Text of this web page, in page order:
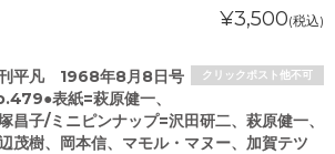
¥3,500(税込)
クリックポスト他不可
平凡 1968年8月8日号
表紙=萩原健一、
昌子/ミニピンナップ=沢田研二、萩原健一、
茂樹、岡本信、マモル・マヌー、加賀テツ